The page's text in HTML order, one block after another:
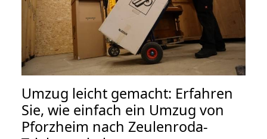
Umzug leicht gemacht: Erfahren
Sie, wie einfach ein Umzug von
Pforzheim nach Zeulenroda-